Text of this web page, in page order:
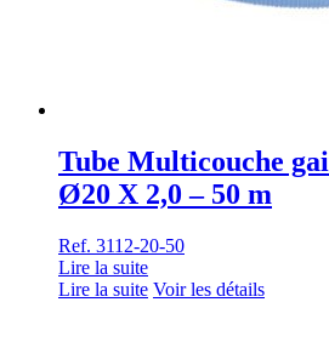
Tube Multicouche
Ø20 X 2,0 – 50 m
Ref. 3112-20-50
Lire la suite
Lire la suite Voir les détails